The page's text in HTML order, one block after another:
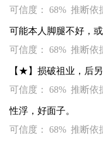
可信度： 68% 推断依
可能本人脚腿不好，
可信度： 68% 推断依
【★】损破祖业，后另
可信度： 68% 推断依
性浮，好面子。
可信度： 68% 推断依